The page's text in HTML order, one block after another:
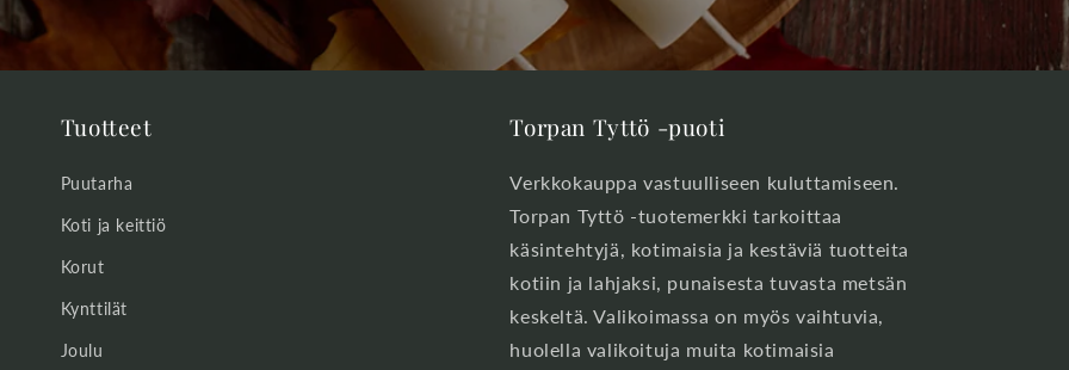
Tuotteet
Puutarha
Koti ja keittiö
Korut
Kynttilät
Joulu
Torpan Tyttö -puoti
Verkkokauppa vastuulliseen kuluttamiseen.
Torpan Tyttö -tuotemerkki tarkoittaa
käsintehtyjä, kotimaisia ja kestäviä tuotteita
kotiin ja lahjaksi, punaisesta tuvasta metsän
keskeltä. Valikoimassa on myös vaihtuvia,
huolella valikoituja muita kotimaisia